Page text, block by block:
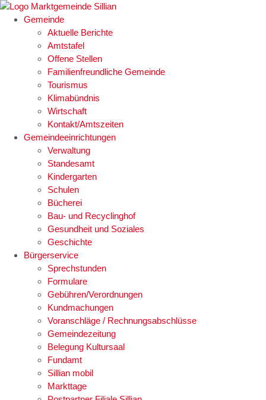
Zum
Inhalt
Gemeinde
Aktuelle Berichte
Amtstafel
Offene Stellen
Familienfreundliche Gemeinde
Tourismus
Klimabündnis
Wirtschaft
Kontakt/Amtszeiten
Gemeindeeinrichtungen
Verwaltung
Standesamt
Kindergarten
Schulen
Bücherei
Bau- und Recyclinghof
Gesundheit und Soziales
Geschichte
Bürgerservice
Sprechstunden
Formulare
Gebühren/Verordnungen
Kundmachungen
Voranschläge / Rechnungsabschlüsse
Gemeindezeitung
Belegung Kultursaal
Fundamt
Sillian mobil
Markttage